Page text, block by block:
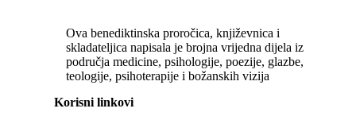
Ova benediktinska proročica, književnica i
skladateljica napisala je brojna vrijedna dijela iz
područja medicine, psihologije, poezije, glazbe,
teologije, psihoterapije i božanskih vizija
Korisni linkovi